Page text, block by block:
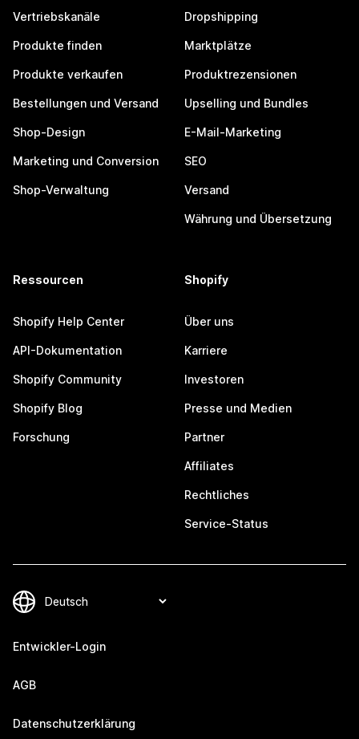
Vertriebskanäle
Produkte finden
Produkte verkaufen
Bestellungen und Versand
Shop-Design
Marketing und Conversion
Shop-Verwaltung
Dropshipping
Marktplätze
Produktrezensionen
Upselling und Bundles
E-Mail-Marketing
SEO
Versand
Währung und Übersetzung
Ressourcen
Shopify Help Center
API-Dokumentation
Shopify Community
Shopify Blog
Forschung
Shopify
Über uns
Karriere
Investoren
Presse und Medien
Partner
Affiliates
Rechtliches
Service-Status
Entwickler-Login
AGB
Datenschutzerklärung